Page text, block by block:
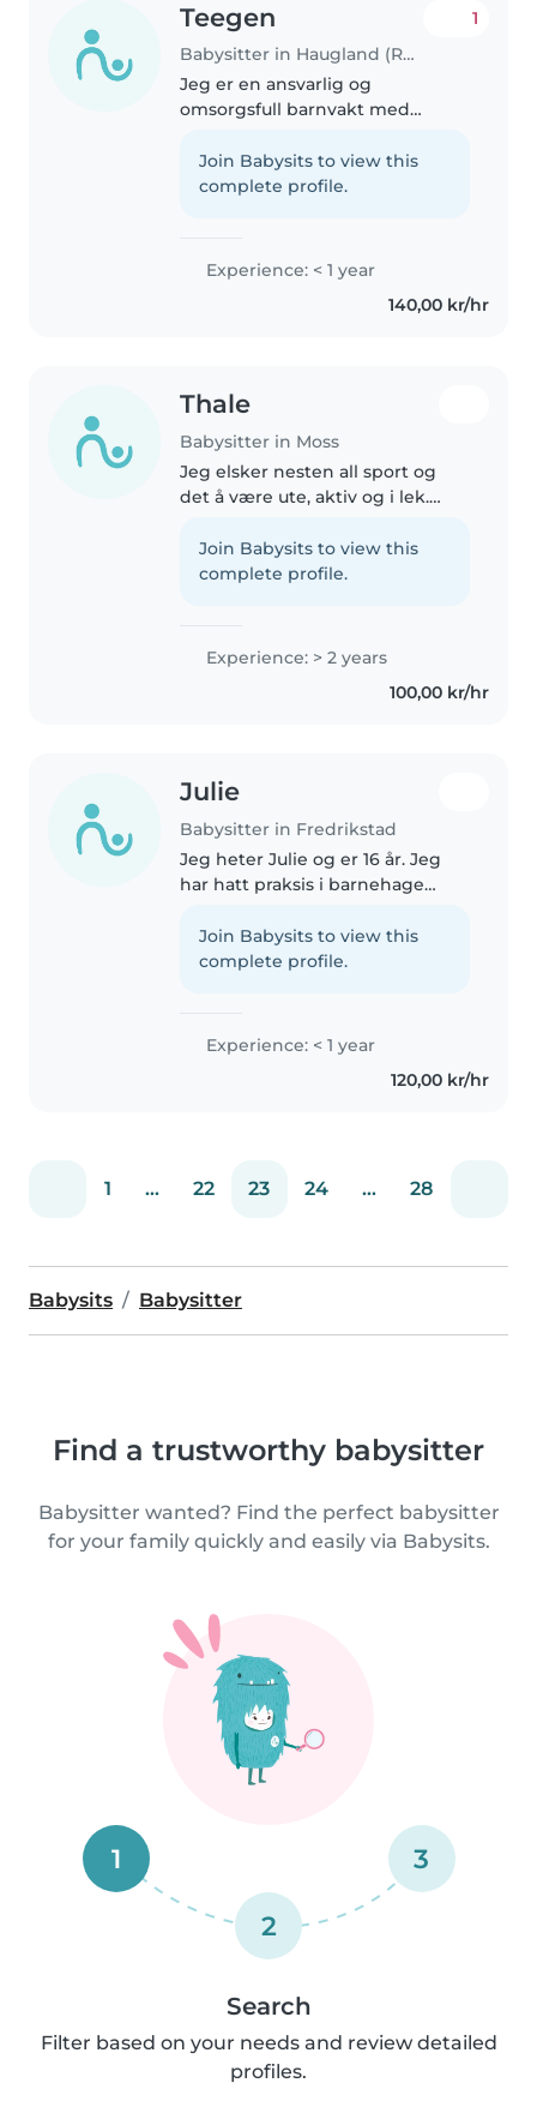
Teegen
Babysitter in Haugland (Rogaland)
1
Jeg er en ansvarlig og
omsorgsfull barnvakt med
en barnehagebakgrunn og er
komfortabel med å hjelpe med
Join Babysits to view this
complete profile.
Experience: < 1 year
140,00 kr/hr
Thale
Babysitter in Moss
Jeg elsker nesten all sport og
det å være ute, aktiv og i lek.
tone med de. Trener 2-3
klassinger i cheerleading og er
Join Babysits to view this
complete profile.
Experience: > 2 years
100,00 kr/hr
Julie
Babysitter in Fredrikstad
Jeg heter Julie og er 16 år. Jeg
har hatt praksis i barnehage
barn og synes det er gøy å
leke/være med dem. Jeg synes
Join Babysits to view this
complete profile.
Experience: < 1 year
120,00 kr/hr
1 ... 22 23 24 ... 28
Babysits Babysitter
Find a trustworthy babysitter
Babysitter wanted? Find the perfect babysitter
for your family quickly and easily via Babysits.
1
2
3
Search
Filter based on your needs and review detailed
profiles.